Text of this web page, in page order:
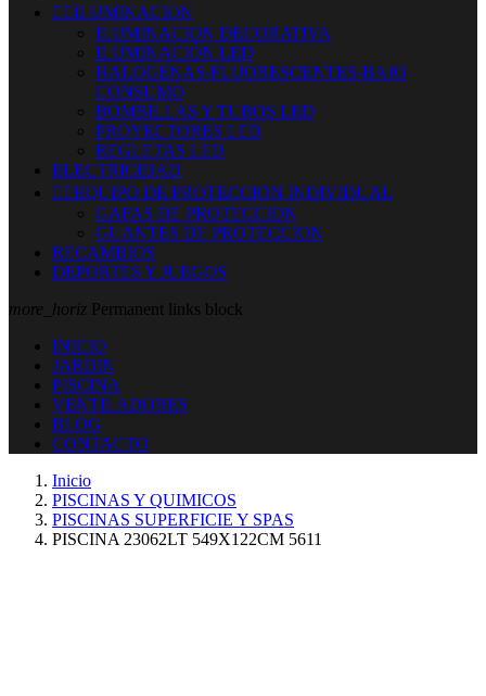
 ILUMINACION
ILUMINACION DECORATIVA
ILUMINACIÓN LED
HALOGENAS-FLUORESCENTES-BAJO
CONSUMO
BOMBILLAS Y TUBOS LED
PROYECTORES LED
REGLETAS LED
ELECTRICIDAD
 EQUIPO DE PROTECCION INDIVIDUAL
GAFAS DE PROTECCION
GUANTES DE PROTECCION
RECAMBIOS
DEPORTES Y JUEGOS
more_horiz Permanent links block
INICIO
JARDIN
PISCINA
VENTILADORES
BLOG
CONTACTO
Inicio
PISCINAS Y QUIMICOS
PISCINAS SUPERFICIE Y SPAS
PISCINA 23062LT 549X122CM 5611